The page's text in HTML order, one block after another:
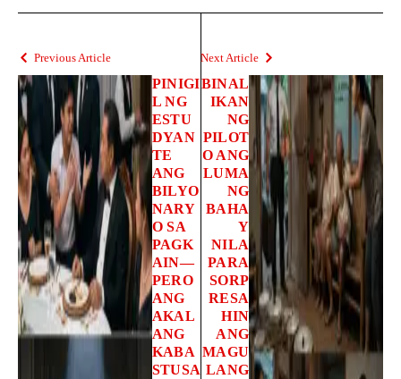
Previous Article
PINIGI
L NG
ESTU
DYAN
TE
ANG
BILYO
NARY
O SA
PAGK
AIN—
PERO
ANG
AKAL
ANG
KABA
STUSA
Next Article
BINAL
IKAN
NG
PILOT
O ANG
LUMA
NG
BAHA
Y
NILA
PARA
SORP
RESA
HIN
ANG
MAGU
LANG